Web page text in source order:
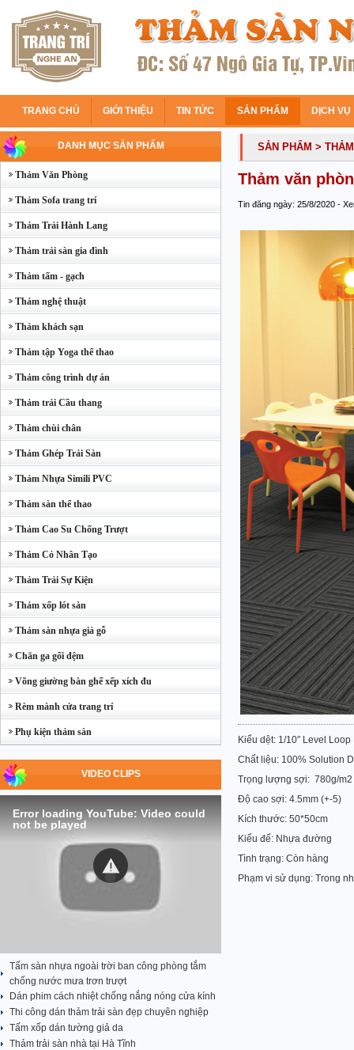
TRANG CHỦ GIỚI THIỆU TIN TỨC SẢN PHẨM DỊCH VỤ
DANH MỤC SẢN PHẨM
Thảm Văn Phòng
Thảm Sofa trang trí
Thảm Trải Hành Lang
Thảm trải sàn gia đình
Thảm tấm - gạch
Thảm nghệ thuật
Thảm khách sạn
Thảm tập Yoga thể thao
Thảm công trình dự án
Thảm trải Cầu thang
Thảm chùi chân
Thảm Ghép Trải Sàn
Thảm Nhựa Simili PVC
Thảm sàn thể thao
Thảm Cao Su Chống Trượt
Thảm Cỏ Nhân Tạo
Thảm Trải Sự Kiện
Thảm xốp lót sàn
Thảm sàn nhựa giả gỗ
Chăn ga gối đệm
Võng giường bàn ghế xếp xích đu
Rèm mành cửa trang trí
Phụ kiện thảm sàn
VIDEO CLIPS
Error loading YouTube: Video could
not be played
Tấm sàn nhựa ngoài trời ban công phòng tắm
chống nước mưa trơn trượt
Dán phim cách nhiệt chống nắng nóng cửa kính
Thi công dán thảm trải sàn đẹp chuyên nghiệp
Tấm xốp dán tường giả da
Thảm trải sàn nhà tại Hà Tĩnh
SẢN PHẨM >
Thảm văn
Tin đăng ngày: 25/8/2020 -
Kiểu dệt: 1/10″ Level Loop
Chất liệu: 100% Solution
Trọng lượng sợi: 780g/m2
Độ cao sợi: 4.5mm (+-5)
Kích thước: 50*50cm
Kiểu đế: Nhựa đường
Tình trạng: Còn hàng
Phạm vi sử dụng: Trong